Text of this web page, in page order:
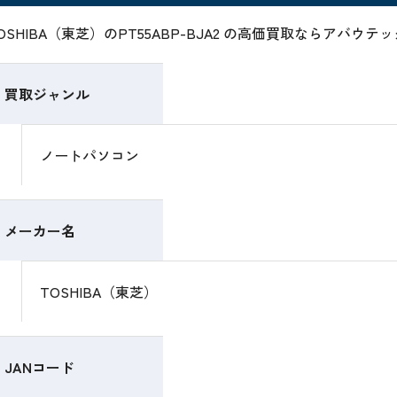
（東芝）のPT55ABP-BJA2 の高価買取ならアバウテッ
買取ジャンル
ノートパソコン
メーカー名
TOSHIBA（東芝）
JANコード